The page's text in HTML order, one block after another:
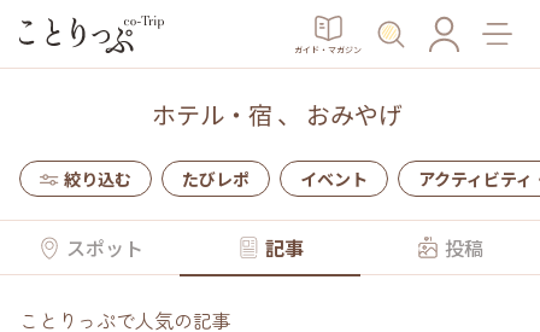
ガイド・マガジン
ホテル・宿 、 おみやげ
絞り込む たびレポ イベント アクティビティ
スポット 記事 投稿
ことりっぷで人気の記事